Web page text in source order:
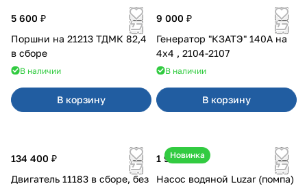
5 600 ₽
Поршни на 21213 ТДМК 82,4
в сборе
В наличии
В корзину
9 000 ₽
Генератор "КЗАТЭ" 140А на
4x4 , 2104-2107
В наличии
В корзину
134 400 ₽
Двигатель 11183 в сборе, без
Новинка
1 990 ₽
Насос водяной Luzar (помпа)